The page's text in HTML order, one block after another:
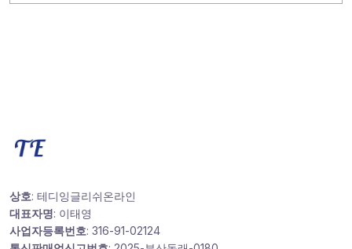
상호: 테디잉글리쉬온라인
대표자명: 이태영
사업자등록번호: 316-91-02124